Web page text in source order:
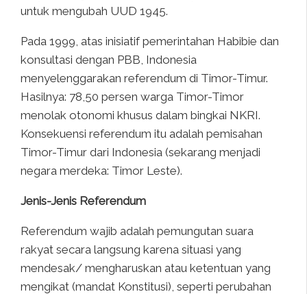
untuk mengubah UUD 1945.
Pada 1999, atas inisiatif pemerintahan Habibie dan
konsultasi dengan PBB, Indonesia
menyelenggarakan referendum di Timor-Timur.
Hasilnya: 78,50 persen warga Timor-Timor
menolak otonomi khusus dalam bingkai NKRI.
Konsekuensi referendum itu adalah pemisahan
Timor-Timur dari Indonesia (sekarang menjadi
negara merdeka: Timor Leste).
Jenis-Jenis Referendum
Referendum wajib adalah pemungutan suara
rakyat secara langsung karena situasi yang
mendesak/ mengharuskan atau ketentuan yang
mengikat (mandat Konstitusi), seperti perubahan